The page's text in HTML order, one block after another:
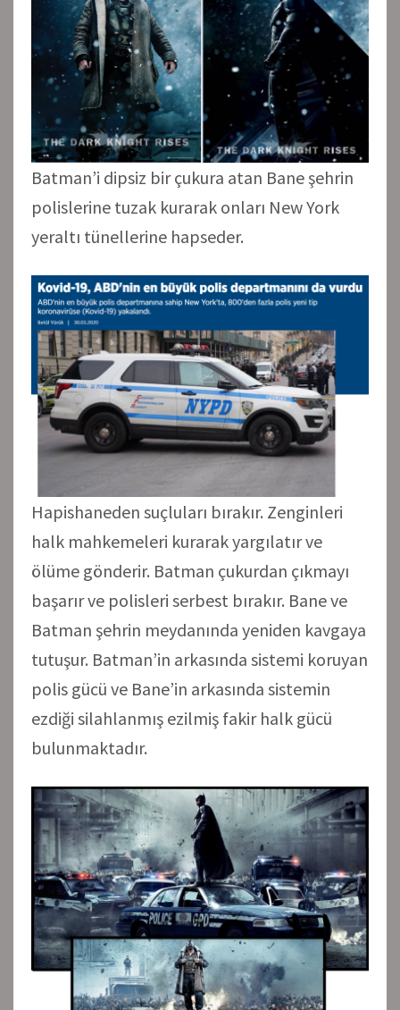
Batman’i dipsiz bir çukura atan Bane şehrin
polislerine tuzak kurarak onları New York
yeraltı tünellerine hapseder.
Hapishaneden suçluları bırakır. Zenginleri
halk mahkemeleri kurarak yargılatır ve
ölüme gönderir. Batman çukurdan çıkmayı
başarır ve polisleri serbest bırakır. Bane ve
Batman şehrin meydanında yeniden kavgaya
tutuşur. Batman’in arkasında sistemi koruyan
polis gücü ve Bane’in arkasında sistemin
ezdiği silahlanmış ezilmiş fakir halk gücü
bulunmaktadır.